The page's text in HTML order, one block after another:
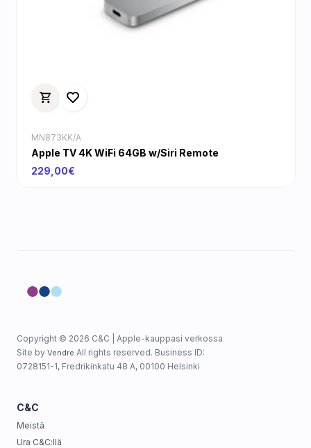
MN873KK/A
Apple TV 4K WiFi 64GB w/Siri Remote
229,00€
Copyright © 2026 C&C | Apple-kauppasi verkossa
Site by Vendre All rights reserved. Business ID:
0728151-1, Fredrikinkatu 48 A, 00100 Helsinki
C&C
Meistä
Ura C&C:llä